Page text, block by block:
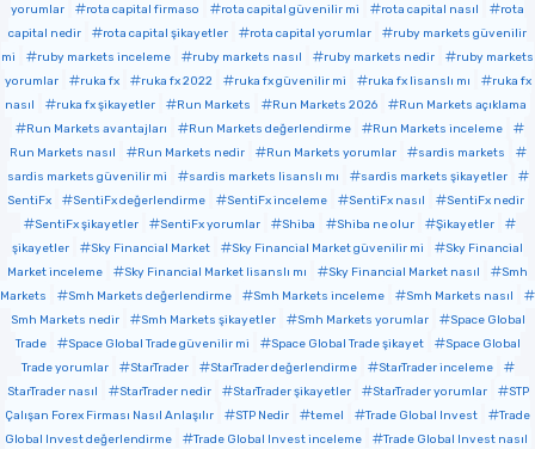
yorumlar
rota capital firmaso rota capital güvenilir mi rota capital nasıl
rota
capital nedir
rota capital şikayetler rota capital yorumlar
ruby markets güvenilir
mi
ruby markets inceleme ruby markets nasıl ruby markets nedir
ruby markets
yorumlar
ruka fx ruka fx 2022 ruka fx güvenilir mi ruka fx lisanslı mı
ruka fx
nasıl
ruka fx şikayetler Run Markets Run Markets 2026
Run Markets açıklama
Run Markets avantajları
Run Markets değerlendirme
Run Markets inceleme
Run Markets nasıl
Run Markets nedir Run Markets yorumlar
sardis markets
sardis markets güvenilir mi
sardis markets lisanslı mı
sardis markets şikayetler
SentiFx
SentiFx değerlendirme SentiFx inceleme SentiFx nasıl
SentiFx nedir
SentiFx şikayetler
SentiFx yorumlar Shiba Shiba ne olur
Şikayetler
şikayetler
Sky Financial Market Sky Financial Market güvenilir mi
Sky Financial
Market inceleme
Sky Financial Market lisanslı mı Sky Financial Market nasıl
Smh
Markets
Smh Markets değerlendirme Smh Markets inceleme
Smh Markets nasıl
Smh Markets nedir
Smh Markets şikayetler Smh Markets yorumlar
Space Global
Trade
Space Global Trade güvenilir mi Space Global Trade şikayet
Space Global
Trade yorumlar
StarTrader StarTrader değerlendirme
StarTrader inceleme
StarTrader nasıl
StarTrader nedir StarTrader şikayetler StarTrader yorumlar
STP
Çalışan Forex Firması Nasıl Anlaşılır
STP Nedir temel Trade Global Invest
Trade
Global Invest değerlendirme
Trade Global Invest inceleme
Trade Global Invest nasıl